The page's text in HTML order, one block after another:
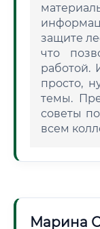
защите
что
работой.
просто,
темы.
советы
всем
Марина